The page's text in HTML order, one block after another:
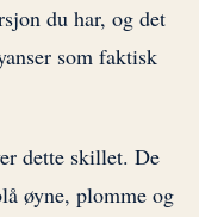
du har, og det
som faktisk
dette skillet. De
øyne, plomme og